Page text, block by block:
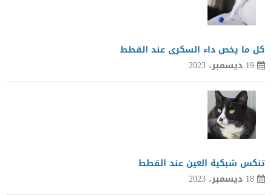
كل ما يخص داء السكرى عند القطط
19 ديسمبر، 2023
تنكس شبكية العين عند القطط
18 ديسمبر، 2023